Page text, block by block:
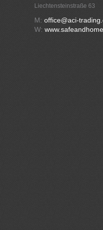
Liechtensteinstraße 63
M: office@aci-
W: